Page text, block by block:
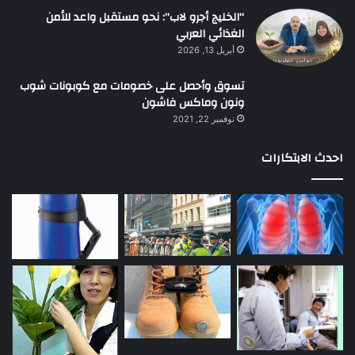
“الخليج أجرو لاب”: نحو مستقبل واعد للأمن
الغذائي العربي
أبريل 13, 2026
تسوق وأحصل على خصومات مع كوبونات شوب
ونون وماكس فاشون
نوفمبر 22, 2021
احدث الابتكارات